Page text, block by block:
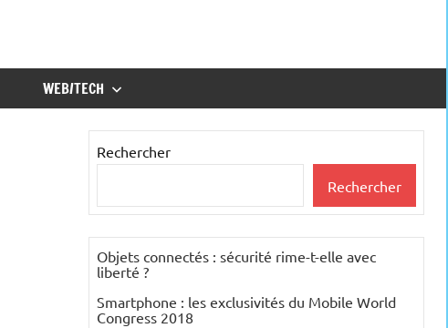
WEB/TECH
Rechercher
Rechercher
Objets connectés : sécurité rime-t-elle avec
liberté ?
Smartphone : les exclusivités du Mobile World
Congress 2018